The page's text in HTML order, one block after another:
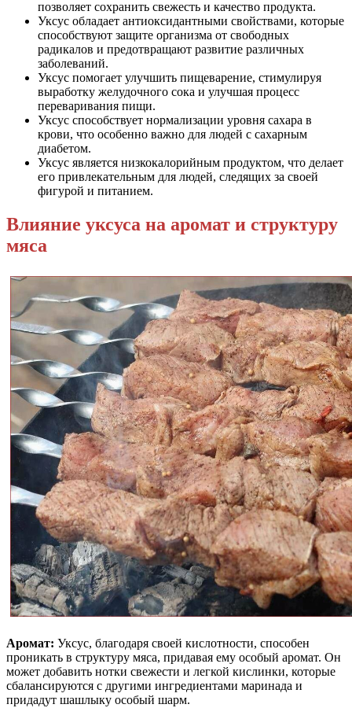
позволяет сохранить свежесть и качество продукта.
Уксус обладает антиоксидантными свойствами, которые
способствуют защите организма от свободных
радикалов и предотвращают развитие различных
заболеваний.
Уксус помогает улучшить пищеварение, стимулируя
выработку желудочного сока и улучшая процесс
переваривания пищи.
Уксус способствует нормализации уровня сахара в
крови, что особенно важно для людей с сахарным
диабетом.
Уксус является низкокалорийным продуктом, что делает
его привлекательным для людей, следящих за своей
фигурой и питанием.
Влияние уксуса на аромат и структуру
мяса
Аромат: Уксус, благодаря своей кислотности, способен
проникать в структуру мяса, придавая ему особый аромат. Он
может добавить нотки свежести и легкой кислинки, которые
сбалансируются с другими ингредиентами маринада и
придадут шашлыку особый шарм.